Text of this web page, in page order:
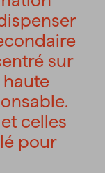
sur
haute
celles
pour